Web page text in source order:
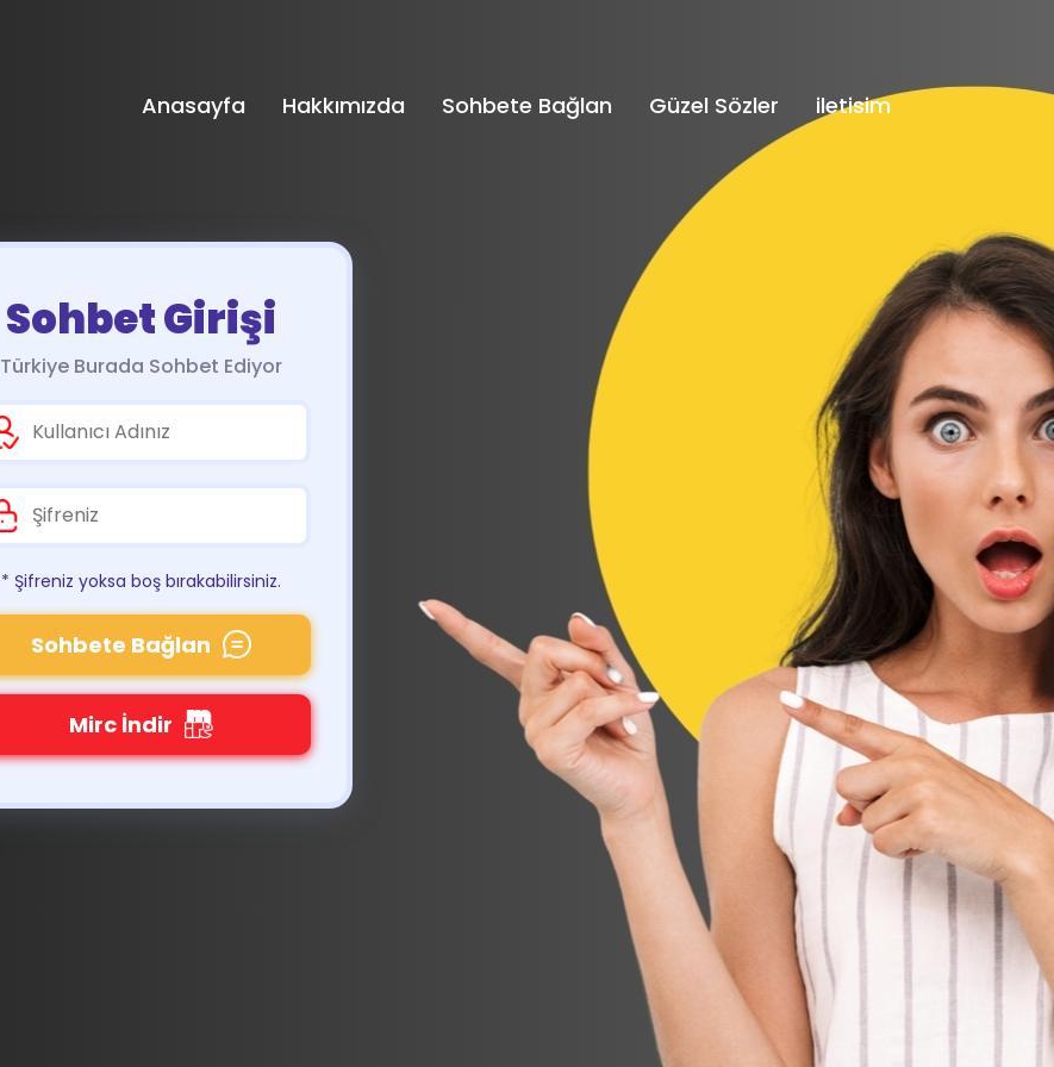
Anasayfa Hakkımızda Sohbete Bağlan Güzel Sözler iletisim
Sohbet Girişi
Türkiye Burada Sohbet Ediyor
* Şifreniz yoksa boş bırakabilirsiniz.
Sohbete Bağlan
Mirc İndir